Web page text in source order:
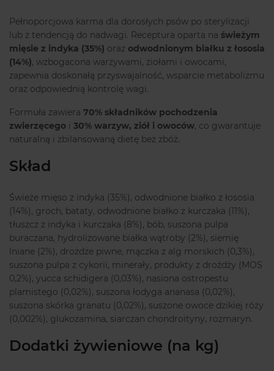
Pełnoporcjowa karma dla dorosłych psów po sterylizacji
lub z tendencją do nadwagi. Receptura oparta na świeżym
mięsie z indyka (35%) oraz odwodnionym białku z łososia
(14%), wzbogacona warzywami, ziołami i owocami,
zapewnia doskonałą przyswajalność, wsparcie metabolizmu
oraz odpowiednią kontrolę wagi.
Formuła zawiera 70% składników pochodzenia
zwierzęcego i 30% warzyw, ziół i owoców, co gwarantuje
naturalną i zbilansowaną dietę bez zbóż.
Skład
Świeże mięso z indyka (35%), odwodnione białko z łososia
(14%), groch, bataty, odwodnione białko z kurczaka (11%),
tłuszcz z indyka i kurczaka (8%), bób, suszona pulpa
buraczana, hydrolizowane białka wątroby (2%), siemię
lniane (2%), drożdże piwne, mączka z alg morskich (0,3%),
suszona pulpa z cykorii, minerały, produkty z drożdży (MOS
0,2%), yucca schidigera (0,03%), nasiona ostropestu
plamistego (0,02%), suszona łodyga ananasa (0,02%),
suszona skórka granatu (0,02%), suszone owoce dzikiej róży
(0,002%), glukozamina, siarczan chondroityny, rozmaryn.
Dodatki żywieniowe (na kg)